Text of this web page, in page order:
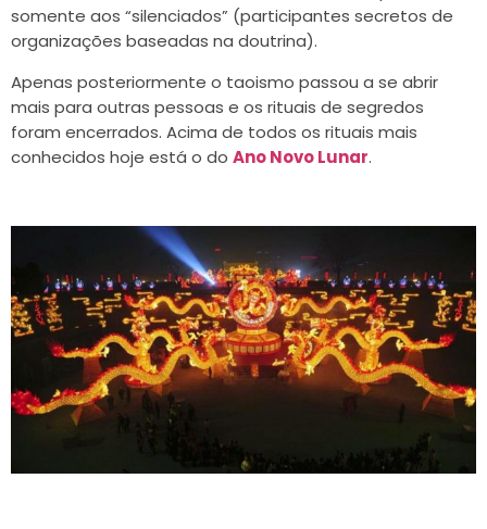
somente aos “silenciados” (participantes secretos de
organizações baseadas na doutrina).
Apenas posteriormente o taoismo passou a se abrir
mais para outras pessoas e os rituais de segredos
foram encerrados. Acima de todos os rituais mais
conhecidos hoje está o do Ano Novo Lunar.